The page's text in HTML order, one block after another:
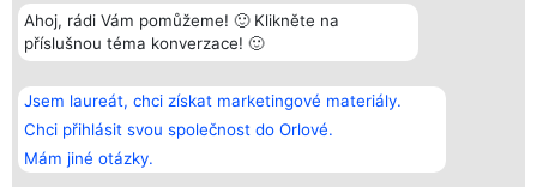
Ahoj, rádi Vám pomůžeme! 🙂 Klikněte na
příslušnou téma konverzace! 🙂
Jsem laureát, chci získat marketingové materiály.
Chci přihlásit svou společnost do Orlové.
Mám jiné otázky.
Bright Side Solutions sp. z o.
o. sp. k.
ul. Ruska 22
Wrocław 50-079
KRS 0000749100 | Regon
381313360 | NIP 8943132676
Vítězové
Seznam všech
laureátů
Zásady
Zásady
Kontakt